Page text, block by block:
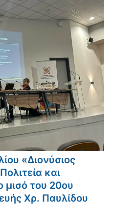
«Διονύσιος
και
μισό του 20ου
Χρ. Παυλίδου